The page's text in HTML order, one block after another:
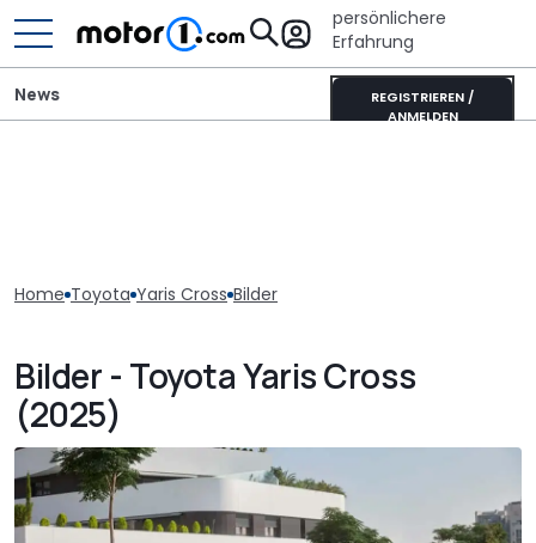
persönlichere
Erfahrung
REGISTRIEREN /
ANMELDEN
News
Home Toyota Yaris Cross Bilder
Bilder - Toyota Yaris Cross
(2025)